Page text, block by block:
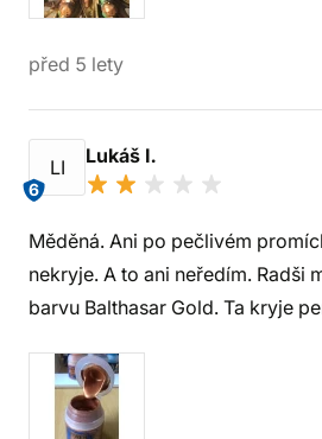
před 5 lety
LI
6
Lukáš I.
Měděná. Ani po pečlivém
nekryje. A to ani neředím. Radši
barvu Balthasar Gold. Ta kryje